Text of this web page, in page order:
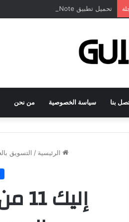
تحميل تطبيق DrawNote مهكر 2026 النسخة المدفوعة للأندرويد مجاناً
بنا سياسة الخصوصية من نحن
الرئيسية / التسويق